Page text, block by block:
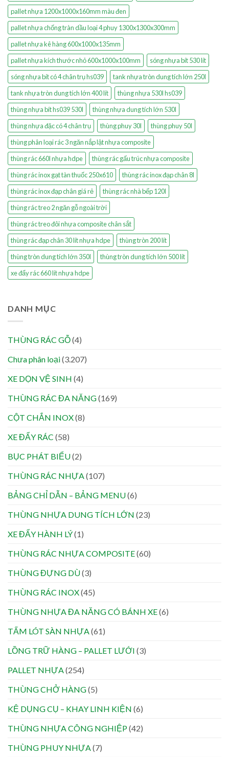
pallet nhựa 1200x1000x160mm màu đen
pallet nhựa chống tràn dầu loại 4 phuy 1300x1300x300mm
pallet nhựa kê hàng 600x1000x135mm
pallet nhựa kích thước nhỏ 600x1000x100mm
sóng nhựa bít 530 lít
sóng nhựa bít có 4 chân trụ hs039
tank nhựa tròn dung tích lớn 250l
tank nhựa tròn dung tích lớn 400 lít
thùng nhựa 530l hs039
thùng nhựa bít hs039 530l
thùng nhựa dung tích lớn 530l
thùng nhựa đặc có 4 chân trụ
thùng phuy 30l
thùng phuy 50l
thùng phân loại rác 3 ngăn nắp lật nhựa composite
thùng rác 660l nhựa hdpe
thùng rác gấu trúc nhựa composite
thùng rác inox gạt tàn thuốc 250x610
thùng rác inox đạp chân 8l
thùng rác inox đạp chân giá rẻ
thùng rác nhà bếp 120l
thùng rác treo 2 ngăn gỗ ngoài trời
thùng rác treo đôi nhựa composite chân sắt
thùng rác đạp chân 30 lít nhựa hdpe
thùng tròn 200 lít
thùng tròn dung tích lớn 350l
thùng tròn dung tích lớn 500 lít
xe đẩy rác 660 lít nhựa hdpe
DANH MỤC
THÙNG RÁC GỖ(4)
Chưa phân loại(3.207)
XE DỌN VỆ SINH (4)
THÙNG RÁC ĐA NĂNG(169)
CỘT CHẮN INOX(8)
XE ĐẨY RÁC (58)
BỤC PHÁT BIỂU(2)
THÙNG RÁC NHỰA(107)
BẢNG CHỈ DẪN – BẢNG MENU(6)
THÙNG NHỰA DUNG TÍCH LỚN (23)
XE ĐẨY HÀNH LÝ(1)
THÙNG RÁC NHỰA COMPOSITE(60)
THÙNG ĐỰNG DÙ(3)
THÙNG RÁC INOX(45)
THÙNG NHỰA ĐA NĂNG CÓ BÁNH XE(6)
TẤM LÓT SÀN NHỰA(61)
LỒNG TRỮ HÀNG – PALLET LƯỚI (3)
PALLET NHỰA(254)
THÙNG CHỞ HÀNG(5)
KỆ DỤNG CỤ – KHAY LINH KIỆN (6)
THÙNG NHỰA CÔNG NGHIỆP(42)
THÙNG PHUY NHỰA(7)